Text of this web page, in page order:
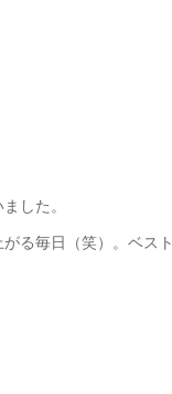
した。
る毎日（笑）。ベスト